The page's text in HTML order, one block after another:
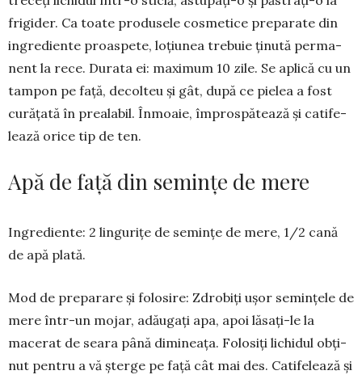
fri­gider. Ca toate produsele cosme­tice prepa­rate din
ingrediente proas­­pete, loțiu­nea trebuie ținută per­ma­
nent la rece. Du­rata ei: ma­ximum 10 zile. Se apli­că cu un
tampon pe față, decolteu și gât, după ce pielea a fost
curățată în prealabil. Înmoaie, îm­­pros­­pă­tea­ză și catife­
lează orice tip de ten.
Apă de față din semințe de mere
Ingrediente: 2 lingurițe de se­min­țe de mere, 1/2 cană
de apă plată.
Mod de preparare și folosire: Zdro­biți ușor semințele de
me­re într-un mo­jar, adăugați apa, apoi lăsați-le la
macerat de sea­ra până di­mi­neața. Fo­lo­siți lichidul ob­ți­
nut pentru a vă șter­ge pe față cât mai des. Catife­lează și